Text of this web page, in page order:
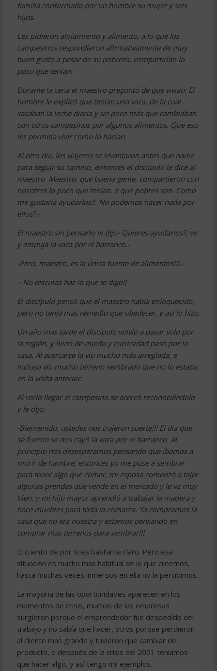
familia conformada por un hombre su mujer y seis
hijos.
Les pidieron alojamiento y alimento, a lo que los
campesinos respondieron afirmativamente de muy
buen gusto a pesar de su pobreza, compartirían lo
poco que tenían.
Durante la cena el maestro preguntó de que vivían: El
hombre le explicó que tenían una vaca, de la cual
sacaban la leche diaria y un poco más que cambiaban
con otros campesinos por algunos alimentos. Que eso
les permitía vivir como lo hacían.
Al otro día, los viajeros se levantaron antes que nadie
para seguir su camino, entonces el discípulo le dice al
maestro  Maestro, que buena gente, compartieron con
nosotros lo poco que tenían. Y que pobres son. Como
me gustaría ayudarlos!!. No podemos hacer nada por
ellos?.-
El maestro sin pensarlo le dijo- Quieres ayudarlos?, ve
y empuja la vaca por el barranco.-
-Pero, maestro, es la única fuente de alimentos!!!.-
– No discutas haz lo que te digo!!
El discípulo pensó que el maestro había enloquecido,
pero no tenía más remedio que obedecer, y así lo hizo.
Un año mas tarde el discípulo volvió a pasar solo por
la región, y lleno de miedo y curiosidad pasó por la
casa. Al acercarse la vio mucho más arreglada, e
incluso vio mucho terreno sembrado que no lo estaba
en la visita anterior.
Al verlo llegar el campesino se acercó reconociéndolo
y le dijo:
-Bienvenido, ustedes nos trajeron suerte!!! El día que
se fueron se nos cayó la vaca por el barranco. Al
principio nos desesperamos pensando que íbamos a
morir de hambre, entonces yo me puse a sembrar
para tener algo que comer, mi esposa comenzó a tejer
algunas prendas que vende en el mercado y le va muy
bien, y mi hijo mayor aprendió a trabajar la madera y
hace muebles para toda la comarca. Ya compramos la
casa que no era nuestra y estamos pensando en
comprar mas terrenos para sembrar!!!
El cuento de por si es bastante claro. Pero esa
situación es mucho mas habitual de lo que creemos,
hasta muchas veces inmersos en ella no la percibimos.
La mayoría de las oportunidades aparecen en los
momentos de crisis, muchas de las empresas
surgieron porque el emprendedor fue despedido del
trabajo y no sabía que hacer, otros porque perdieron
al cliente mas grande y tuvieron que cambiar de
producto, o después de la crisis del 2001 teníamos
que hacer algo, y así tengo mil ejemplos.